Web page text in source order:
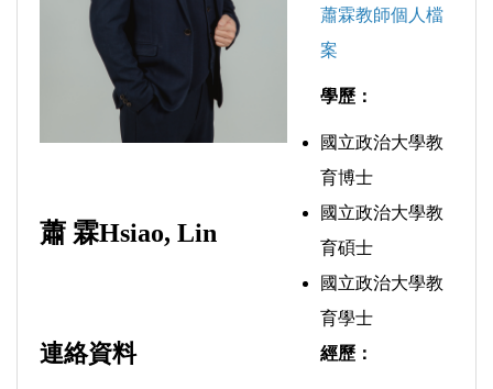
蕭霖教師個人檔
案
學歷：
國立政治大學教
育博士
國立政治大學教
育碩士
國立政治大學教
育學士
經歷：
蕭 霖Hsiao, Lin
連絡資料